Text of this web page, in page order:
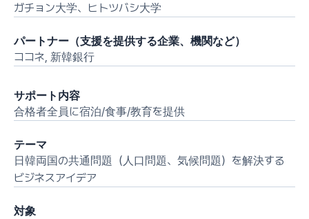
ガチョン大学、ヒトツバシ大学
パートナー（支援を提供する企業、機関など）
ココネ, 新韓銀行
サポート内容
合格者全員に宿泊/食事/教育を提供
テーマ
日韓両国の共通問題（人口問題、気候問題）を解決する
ビジネスアイデア
対象